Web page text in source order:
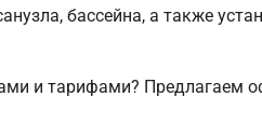
бассейна, а также
и тарифами? Предлагаем